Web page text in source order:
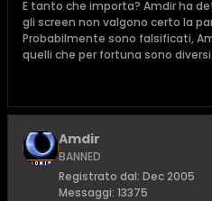
E tanto che importa? Amdir ha
gli screen non valgono certo la
Probabilmente sono falsificati,
quelli che per fortuna sono
Amdir
BANNED
Registrato dal: Dec 2005
Messaggi: 13375